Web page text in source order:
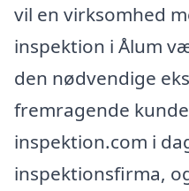
vil en virksomhed
inspektion i Ålum
den nødvendige
fremragende
inspektion.com i
inspektionsfirma,